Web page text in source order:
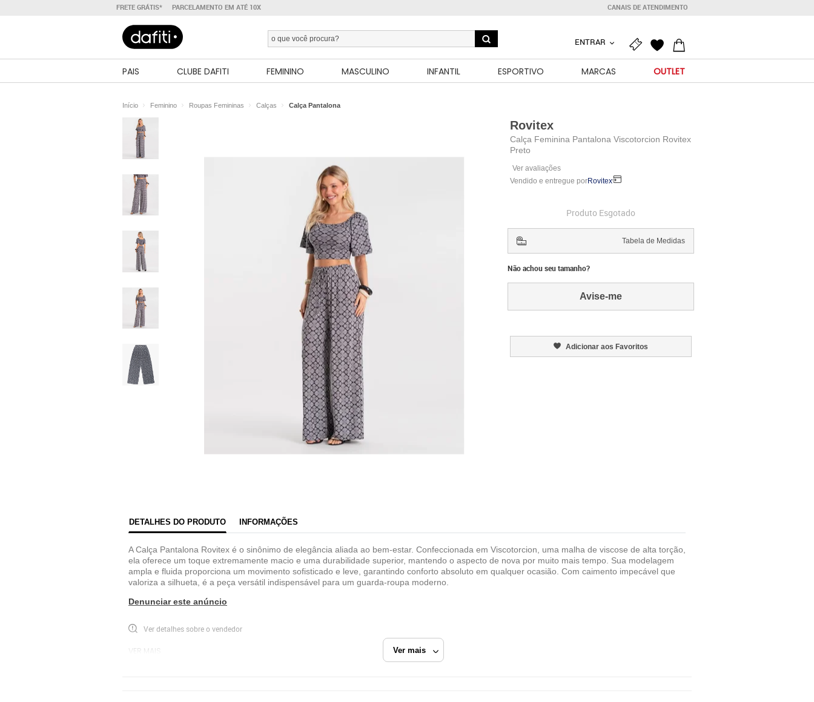
FRETE GRÁTIS* PARCELAMENTO EM ATÉ 10X CANAIS DE ATENDIMENTO
ENTRAR
PAIS CLUBE DAFITI FEMININO MASCULINO INFANTIL ESPORTIVO MARCAS OUTLET
Início Feminino Roupas Femininas Calças Calça Pantalona
Fechar
Rovitex
Calça Feminina Pantalona Viscotorcion Rovitex
Preto
Ver avaliações
Vendido e entregue porRovitex
Rovitex
ROVITEX INDUSTRIA E COMERCIO DE MALHAS
LTDA
CNPJ
AV MARIA MARANGONI, 391
Luiz Alves, SC/SC
Produto Esgotado
Tabela de Medidas
Não achou seu tamanho?
Avise-me
Adicionar aos Favoritos
DETALHES DO PRODUTO INFORMAÇÕES
Ver mais
A Calça Pantalona Rovitex é o sinônimo de elegância aliada ao bem-estar. Confeccionada em Viscotorcion, uma malha de viscose de alta torção,
ela oferece um toque extremamente macio e uma durabilidade superior, mantendo o aspecto de nova por muito mais tempo. Sua modelagem
ampla e fluida proporciona um movimento sofisticado e leve, garantindo conforto absoluto em qualquer ocasião. Com caimento impecável que
valoriza a silhueta, é a peça versátil indispensável para um guarda-roupa moderno.
Denunciar este anúncio
Ver detalhes sobre o vendedor
VER MAIS